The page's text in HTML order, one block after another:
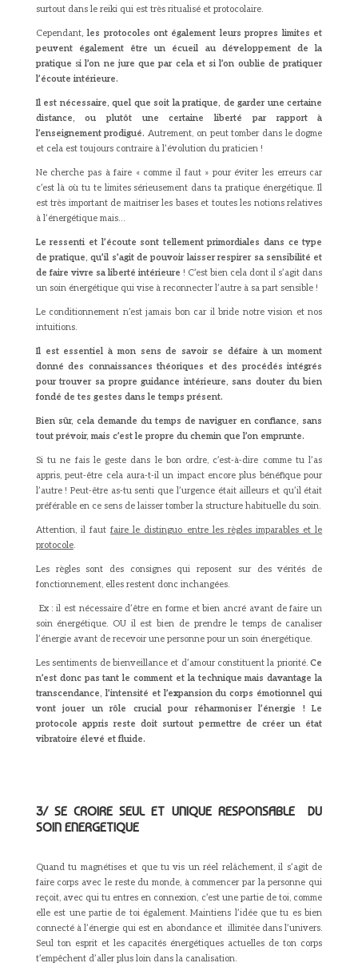
surtout dans le reiki qui est très ritualisé et protocolaire.
Cependant, les protocoles ont également leurs propres limites et
peuvent également être un écueil au développement de la
pratique si l’on ne jure que par cela et si l’on oublie de pratiquer
l’écoute intérieure.
Il est nécessaire, quel que soit la pratique, de garder une certaine
distance, ou plutôt une certaine liberté par rapport à
l’enseignement prodigué.Autrement, on peut tomber dans le dogme
et cela est toujours contraire à l’évolution du praticien !
Ne cherche pas à faire « comme il faut » pour éviter les erreurs car
c’est là où tu te limites sérieusement dans ta pratique énergétique. Il
est très important de maitriser les bases et toutes les notions relatives
à l’énergétique mais…
Le ressenti et l’écoute sont tellement primordiales dans ce type
de pratique, qu’il s’agit de pouvoir laisser respirer sa sensibilité et
de faire vivre sa liberté intérieure ! C’est bien cela dont il s’agit dans
un soin énergétique qui vise à reconnecter l’autre à sa part sensible !
Le conditionnement n’est jamais bon car il bride notre vision et nos
intuitions.
Il est essentiel à mon sens de savoir se défaire à un moment
donné des connaissances théoriques et des procédés intégrés
pour trouver sa propre guidance intérieure, sans douter du bien
fondé de tes gestes dans le temps présent.
Bien sûr, cela demande du temps de naviguer en confiance, sans
tout prévoir, mais c’est le propre du chemin que l’on emprunte.
Si tu ne fais le geste dans le bon ordre, c’est-à-dire comme tu l’as
appris, peut-être cela aura-t-il un impact encore plus bénéfique pour
l’autre ! Peut-être as-tu senti que l’urgence était ailleurs et qu’il était
préférable en ce sens de laisser tomber la structure habituelle du soin.
Attention, il fautfaire le distinguo entre les règles imparables et le
protocole.
Les règles sont des consignes qui reposent sur des vérités de
fonctionnement, elles restent donc inchangées.
Ex : il est nécessaire d’être en forme et bien ancré avant de faire un
soin énergétique. OU il est bien de prendre le temps de canaliser
l’énergie avant de recevoir une personne pour un soin énergétique.
Les sentiments de bienveillance et d’amour constituent la priorité.Ce
n’est donc pas tant le comment et la technique mais davantage la
transcendance, l’intensité et l’expansion du corps émotionnel qui
vont jouer un rôle crucial pour réharmoniser l’énergie ! Le
protocole appris reste doit surtout permettre de créer un état
vibratoire élevé et fluide.
3/ SE CROIRE SEUL ET UNIQUE RESPONSABLE DU
SOIN ENERGETIQUE
Quand tu magnétises et que tu vis un réel relâchement, il s’agit de
faire corps avec le reste du monde, à commencer par la personne qui
reçoit, avec qui tu entres en connexion, c’est une partie de toi, comme
elle est une partie de toi également. Maintiens l’idée que tu es bien
connecté à l’énergie qui est en abondance et illimitée dans l’univers.
Seul ton esprit et les capacités énergétiques actuelles de ton corps
t’empêchent d’aller plus loin dans la canalisation.